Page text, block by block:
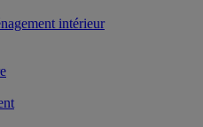
intérieur